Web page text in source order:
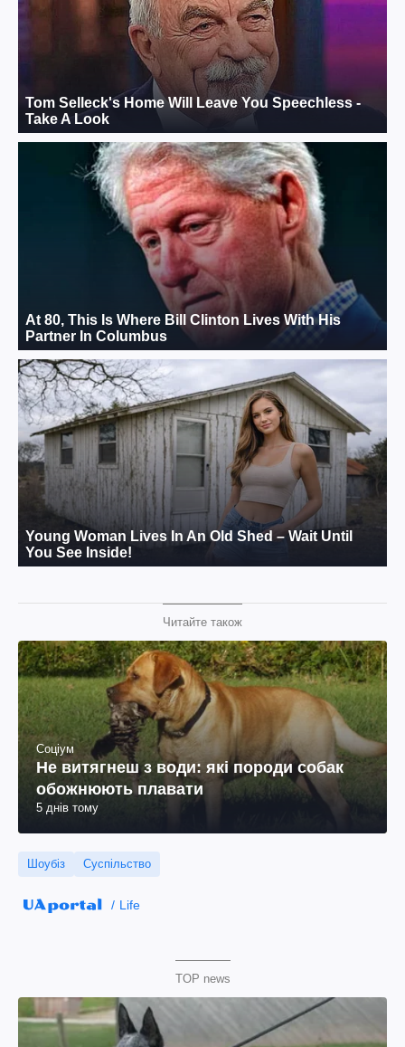
Читайте також
Соціум
Не витягнеш з води: які породи собак
обожнюють плавати
5 днів тому
Шоубіз Суспільство
Life
TOP news